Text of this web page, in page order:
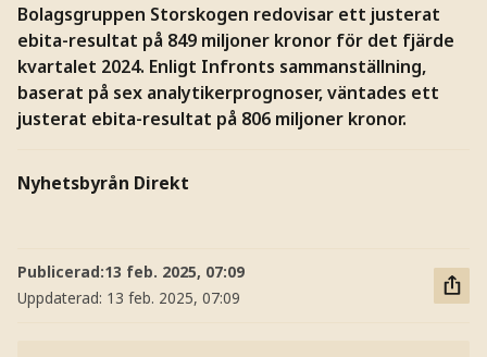
Bolagsgruppen Storskogen redovisar ett justerat
ebita-resultat på 849 miljoner kronor för det fjärde
kvartalet 2024. Enligt Infronts sammanställning,
baserat på sex analytikerprognoser, väntades ett
justerat ebita-resultat på 806 miljoner kronor.
Nyhetsbyrån Direkt
Publicerad:13 feb. 2025, 07:09
Uppdaterad: 13 feb. 2025, 07:09